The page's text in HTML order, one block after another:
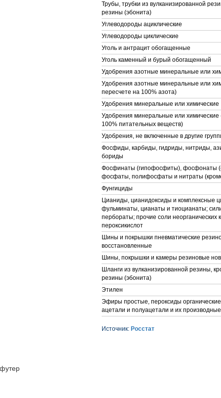
Трубы, трубки из вулканизированной
резины (эбонита)
Углеводороды ациклические
Углеводороды циклические
Уголь и антрацит обогащенные
Уголь каменный и бурый обогащенный
Удобрения азотные минеральные или
Удобрения азотные минеральные или
пересчете на 100% азота)
Удобрения минеральные или химические
Удобрения минеральные или химические
100% питательных веществ)
Удобрения, не включенные в другие
Фосфиды, карбиды, гидриды, нитриды,
бориды
Фосфинаты (гипофосфиты), фосфонаты
фосфаты, полифосфаты и нитраты
Фунгициды
Цианиды, цианидоксиды и комплексные
фульминаты, цианаты и тиоцианаты;
пербораты; прочие соли неорганических
пероксикислот
Шины и покрышки пневматические
восстановленные
Шины, покрышки и камеры резиновые
Шланги из вулканизированной резины,
резины (эбонита)
Этилен
Эфиры простые, пероксиды
ацетали и полуацетали и их производные
Источник: Росстат
футер